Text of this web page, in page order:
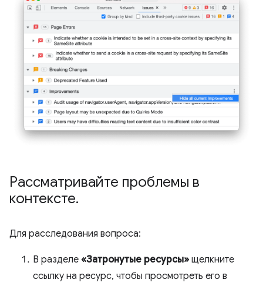
Рассматривайте проблемы в
контексте.
Для расследования вопроса:
В разделе «Затронутые ресурсы» щелкните
ссылку на ресурс, чтобы просмотреть его в